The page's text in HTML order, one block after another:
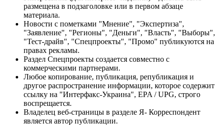
размещена в подзаголовке или в первом абзаце
материала.
Новости с пометками "Мнение", "Экспертиза",
"Заявление", "Регионы", "Деньги", "Власть", "Выборы",
"Тест-драйв", "Спецпроекты", "Промо" публикуются на
правах рекламы.
Раздел Спецпроекты создается совместно с
коммерческими партнерами.
Любое копирование, публикация, републикация и
другое распространение информации, которое содержит
ссылку на "Интерфакс-Украина", EPA / UPG, строго
воспрещается.
Владелец веб-страницы в разделе Я- Корреспондент
является автор публикации.